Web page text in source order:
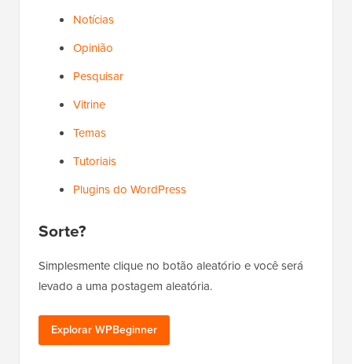
Notícias
Opinião
Pesquisar
Vitrine
Temas
Tutoriais
Plugins do WordPress
Sorte?
Simplesmente clique no botão aleatório e você será
levado a uma postagem aleatória.
Explorar WPBeginner